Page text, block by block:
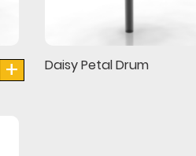
+ Daisy Petal Drum